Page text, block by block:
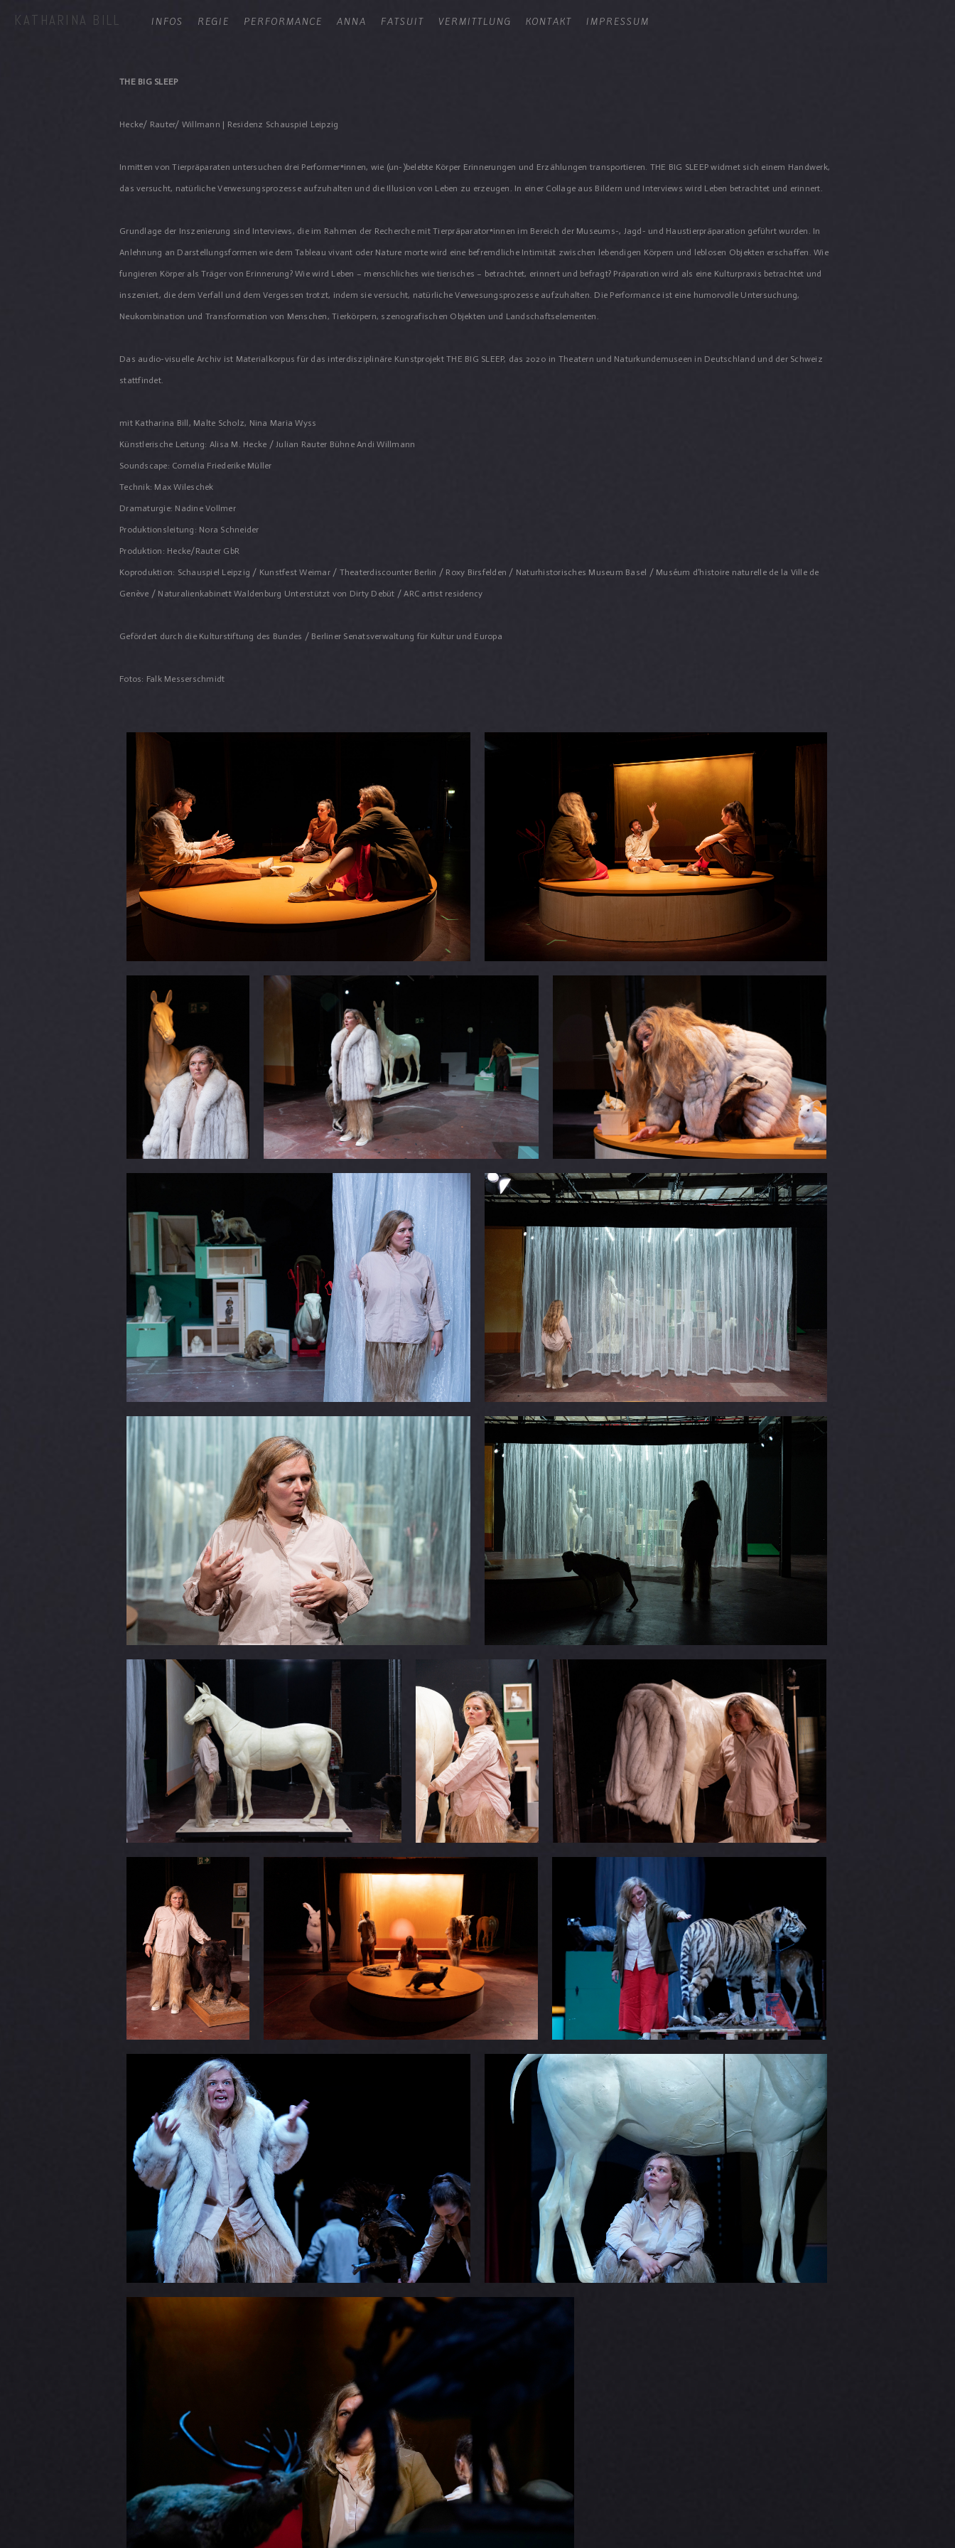
KATHARINA BILL INFOS REGIE PERFORMANCE ANNA FATSUIT VERMITTLUNG KONTAKT IMPRESSUM
THE BIG SLEEP
Hecke/ Rauter/ Willmann | Residenz Schauspiel Leipzig
Inmitten von Tierpräparaten untersuchen drei Performer*innen, wie (un-)belebte Körper Erinnerungen und Erzählungen transportieren. THE BIG SLEEP widmet sich einem Handwerk,
das versucht, natürliche Verwesungsprozesse aufzuhalten und die Illusion von Leben zu erzeugen. In einer Collage aus Bildern und Interviews wird Leben betrachtet und erinnert.
Grundlage der Inszenierung sind Interviews, die im Rahmen der Recherche mit Tierpräparator*innen im Bereich der Museums-, Jagd- und Haustierpräparation geführt wurden. In
Anlehnung an Darstellungsformen wie dem Tableau vivant oder Nature morte wird eine befremdliche Intimität zwischen lebendigen Körpern und leblosen Objekten erschaffen. Wie
fungieren Körper als Träger von Erinnerung? Wie wird Leben – menschliches wie tierisches – betrachtet, erinnert und befragt? Präparation wird als eine Kulturpraxis betrachtet und
inszeniert, die dem Verfall und dem Vergessen trotzt, indem sie versucht, natürliche Verwesungsprozesse aufzuhalten. Die Performance ist eine humorvolle Untersuchung,
Neukombination und Transformation von Menschen, Tierkörpern, szenografischen Objekten und Landschaftselementen.
Das audio-visuelle Archiv ist Materialkorpus für das interdisziplinäre Kunstprojekt THE BIG SLEEP, das 2020 in Theatern und Naturkundemuseen in Deutschland und der Schweiz
stattfindet.
mit Katharina Bill, Malte Scholz, Nina Maria Wyss
Künstlerische Leitung: Alisa M. Hecke / Julian Rauter Bühne Andi Willmann
Soundscape: Cornelia Friederike Müller
Technik: Max Wileschek
Dramaturgie: Nadine Vollmer
Produktionsleitung: Nora Schneider
Produktion: Hecke/Rauter GbR
Koproduktion: Schauspiel Leipzig / Kunstfest Weimar / Theaterdiscounter Berlin / Roxy Birsfelden / Naturhistorisches Museum Basel / Muséum d’histoire naturelle de la Ville de
Genève / Naturalienkabinett Waldenburg Unterstützt von Dirty Debüt / ARC artist residency
Gefördert durch die Kulturstiftung des Bundes / Berliner Senatsverwaltung für Kultur und Europa
Fotos: Falk Messerschmidt